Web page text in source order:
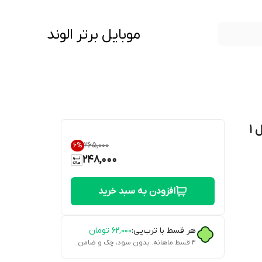
موبایل برتر الوند
کابل شارژ سه سر دنمن مدل D05E به طول 1
۲۶۵٬۰۰۰ 6%
248,000
افزودن به سبد خرید
هر قسط با ترب‌پی:۶۲٬۰۰۰ تومان
۴ قسط ماهانه. بدون سود، چک و ضامن.